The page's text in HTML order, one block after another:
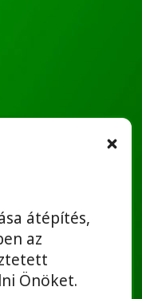
átépítés,
az
Önöket.